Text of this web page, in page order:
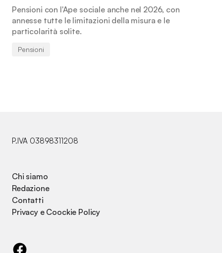
Pensioni con l'Ape sociale anche nel 2026, con
annesse tutte le limitazioni della misura e le
particolarità solite.
Pensioni
P.IVA 03898311208
Chi siamo
Redazione
Contatti
Privacy e Coockie Policy